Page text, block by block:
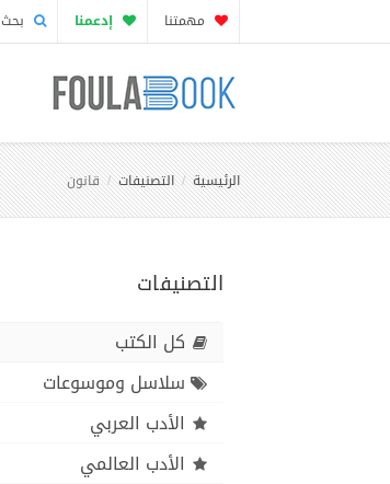
مهمتنا إدعمنا
الرئيسية التصنيفات قانون
التصنيفات
كل الكتب
سلاسل وموسوعات
الأدب العربي
الأدب العالمي